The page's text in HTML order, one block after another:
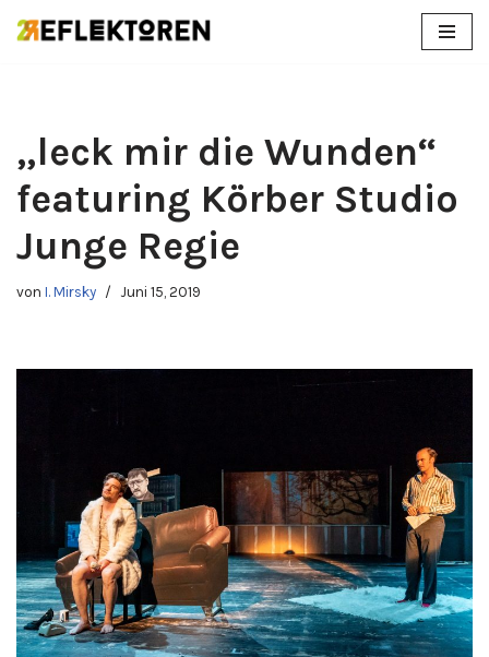
„leck mir die Wunden“
featuring Körber Studio
Junge Regie
von I. Mirsky Juni 15, 2019